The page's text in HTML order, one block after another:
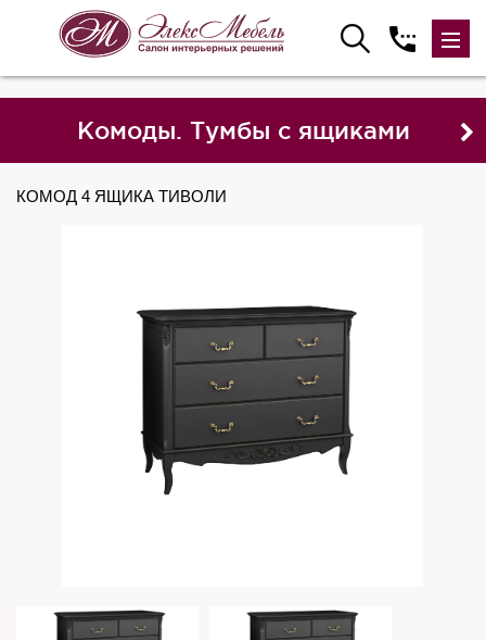
Комоды. Тумбы с ящиками
КОМОД 4 ЯЩИКА ТИВОЛИ